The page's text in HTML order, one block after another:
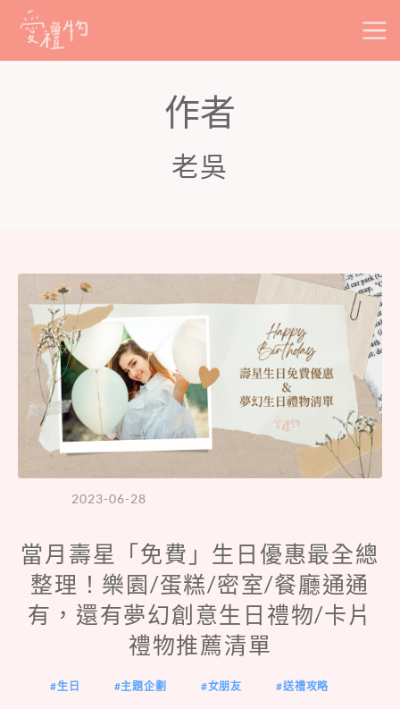
Skip
作者
老吳
2023-06-28
當月壽星「免費」生日優惠最全總
整理！樂園/蛋糕/密室/餐廳通通
有，還有夢幻創意生日禮物/卡片
禮物推薦清單
生日 主題企劃 女朋友 送禮攻略